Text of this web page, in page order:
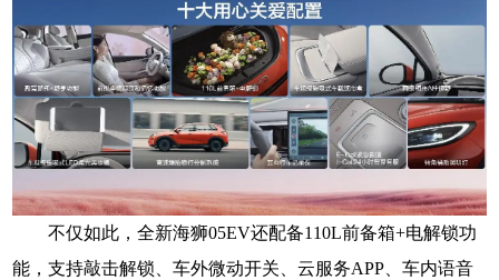
不仅如此，全新海狮05EV还配备110L前备箱+电解锁功
能，支持敲击解锁、车外微动开关、云服务APP、车内语音